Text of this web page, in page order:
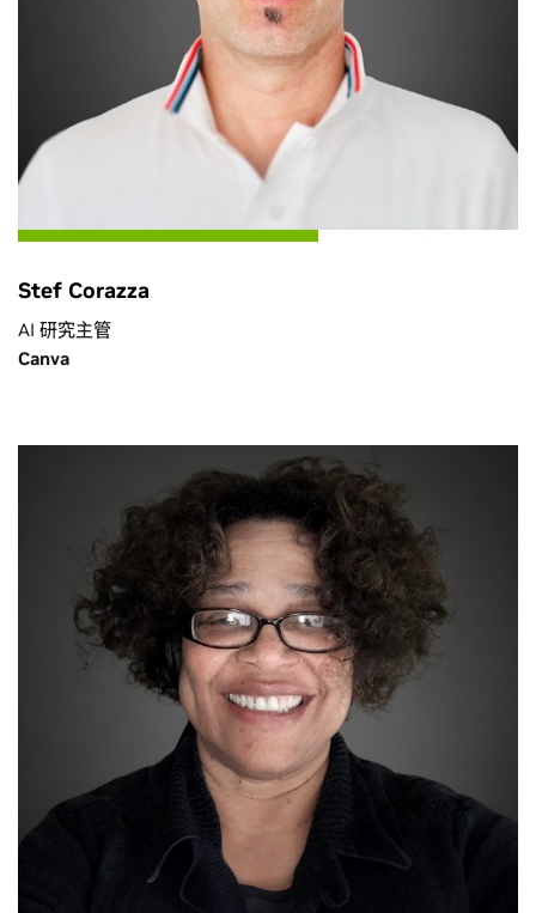
Stef Corazza
AI 研究主管
Canva